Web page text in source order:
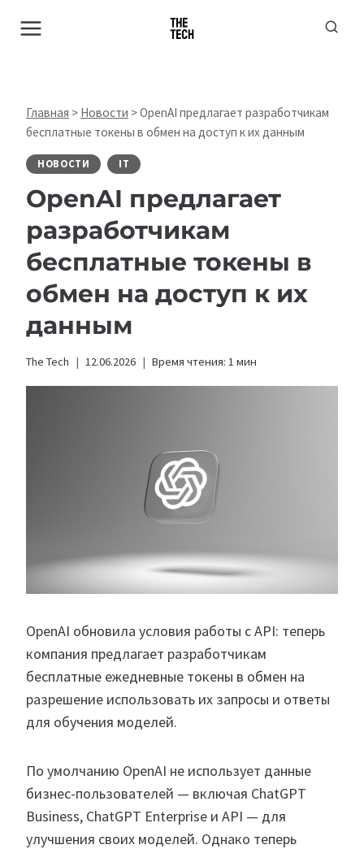
Главная > Новости >OpenAI предлагает разработчикам
бесплатные токены в обмен на доступ к их данным
НОВОСТИ IT
OpenAI предлагает
разработчикам
бесплатные токены в
обмен на доступ к их
данным
The Tech 12.06.2026 Время чтения: 1 мин
OpenAI обновила условия работы с API: теперь
компания предлагает разработчикам
бесплатные ежедневные токены в обмен на
разрешение использовать их запросы и ответы
для обучения моделей.
По умолчанию OpenAI не использует данные
бизнес-пользователей — включая ChatGPT
Business, ChatGPT Enterprise и API — для
улучшения своих моделей. Однако теперь